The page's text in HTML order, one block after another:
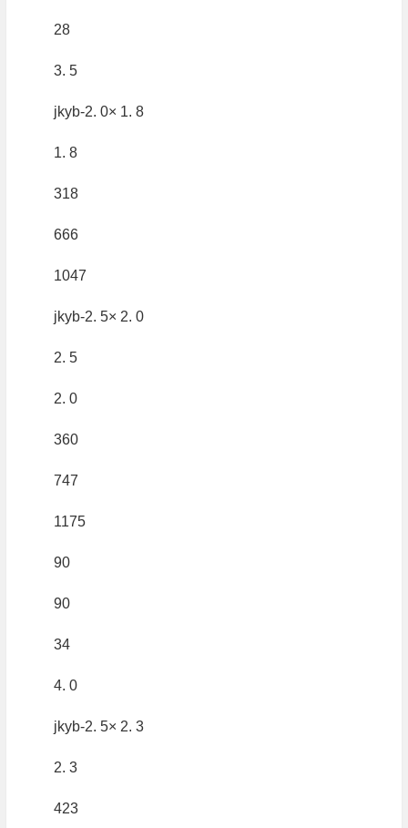
28
3. 5
jkyb-2. 0× 1. 8
1. 8
318
666
1047
jkyb-2. 5× 2. 0
2. 5
2. 0
360
747
1175
90
90
34
4. 0
jkyb-2. 5× 2. 3
2. 3
423